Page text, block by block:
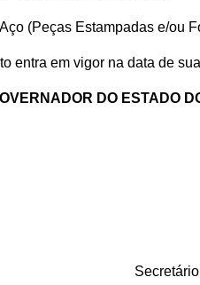
(Peças Estampadas e/ou
entra em vigor na data de
DO ESTADO